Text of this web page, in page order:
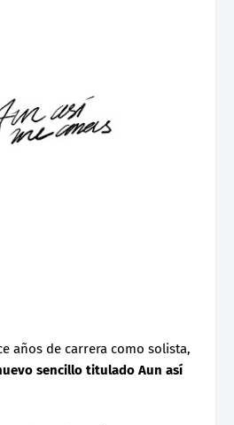
años de carrera como solista,
sencillo titulado Aun así